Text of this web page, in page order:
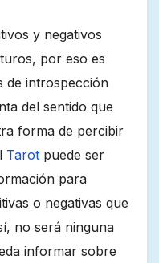
y negativos
por eso es
de introspección
del sentido que
forma de percibir
Tarot puede ser
para
o negativas que
no será ninguna
informar sobre